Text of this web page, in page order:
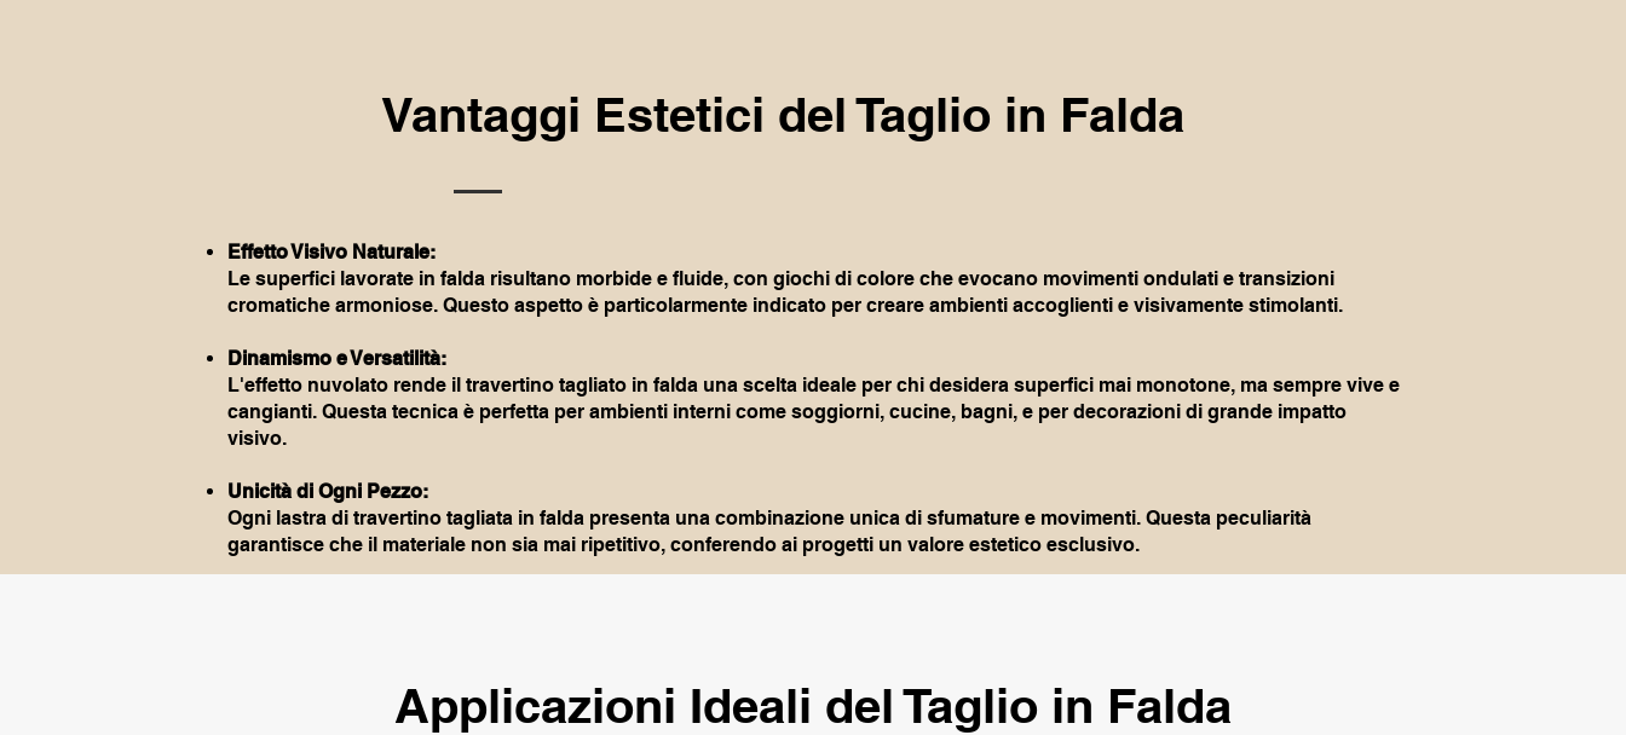
Vantaggi Estetici del Taglio in Falda
Effetto Visivo Naturale:
Le superfici lavorate in falda risultano morbide e fluide, con giochi di colore che evocano movimenti ondulati e transizioni
cromatiche armoniose. Questo aspetto è particolarmente indicato per creare ambienti accoglienti e visivamente stimolanti.
Dinamismo e Versatilità:
L'effetto nuvolato rende il travertino tagliato in falda una scelta ideale per chi desidera superfici mai monotone, ma sempre vive e
cangianti. Questa tecnica è perfetta per ambienti interni come soggiorni, cucine, bagni, e per decorazioni di grande impatto
visivo.
Unicità di Ogni Pezzo:
Ogni lastra di travertino tagliata in falda presenta una combinazione unica di sfumature e movimenti. Questa peculiarità
garantisce che il materiale non sia mai ripetitivo, conferendo ai progetti un valore estetico esclusivo.
Applicazioni Ideali del Taglio in Falda